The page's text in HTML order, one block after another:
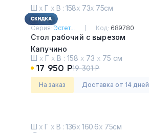
Ш х Г х В : 158х 73х 75см
Серия:Эстет... Код: 689780
Стол рабочий с вырезом
Капучино
Ш х Г х В : 158 х 73 х 75 см
17 950 Р19 301 Р
На заказ Доставка от 14 дней
Ш х Г х В : 136х 160.6х 75см